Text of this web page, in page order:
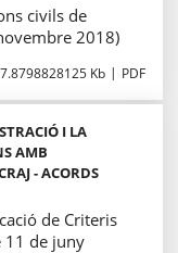
civils de
2018)
Kb PDF
I LA
AMB
- ACORDS
de Criteris
11 de juny